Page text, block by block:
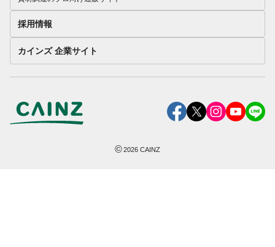
採用情報
カインズ 企業サイト
©2026 CAINZ